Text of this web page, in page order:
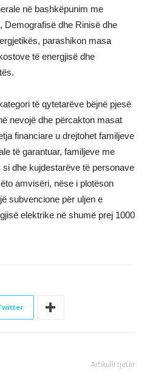
në bashkëpunim me
Demografisë dhe Rinisë dhe
parashikon masa
të energjisë dhe
të qytetarëve bëjnë pjesë
nevojë dhe përcakton masat
financiare u drejtohet familjeve
të garantuar, familjeve me
dhe kujdestarëve të personave
amvisëri, nëse i plotëson
subvencione për uljen e
elektrike në shumë prej 1000
Artikulli tjetër